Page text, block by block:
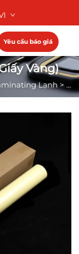
Yêu cầu báo giá
Vàng)
Lạnh>